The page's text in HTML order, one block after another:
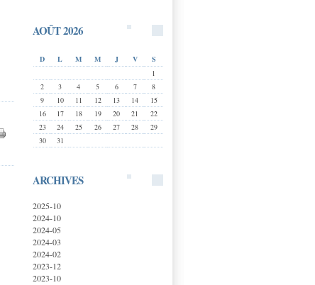
AOÛT 2026
D L M M J V
S
1
2
3 4 5 6 7
8
9
10 11 12 13 14
15
16
17 18 19 20 21
22
23
24 25 26 27 28
29
30
31
ARCHIVES
2025-10
2024-10
2024-05
2024-03
2024-02
2023-12
2023-10